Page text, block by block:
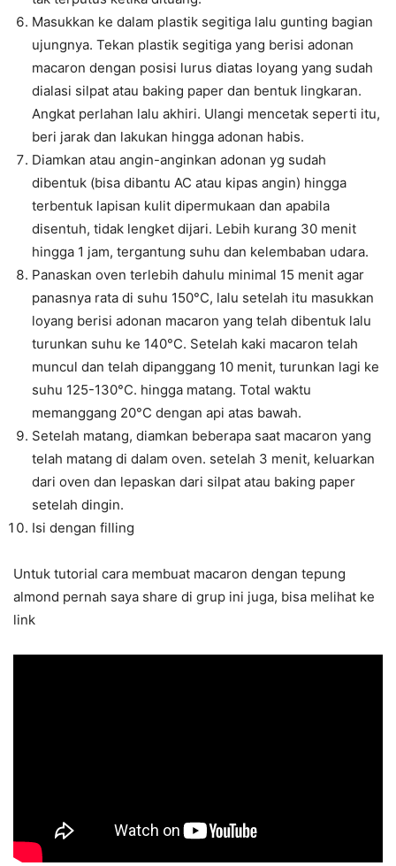
Masukkan ke dalam plastik segitiga lalu gunting bagian
ujungnya. Tekan plastik segitiga yang berisi adonan
macaron dengan posisi lurus diatas loyang yang sudah
dialasi silpat atau baking paper dan bentuk lingkaran.
Angkat perlahan lalu akhiri. Ulangi mencetak seperti itu,
beri jarak dan lakukan hingga adonan habis.
Diamkan atau angin-anginkan adonan yg sudah
dibentuk (bisa dibantu AC atau kipas angin) hingga
terbentuk lapisan kulit dipermukaan dan apabila
disentuh, tidak lengket dijari. Lebih kurang 30 menit
hingga 1 jam, tergantung suhu dan kelembaban udara.
Panaskan oven terlebih dahulu minimal 15 menit agar
panasnya rata di suhu 150°C, lalu setelah itu masukkan
loyang berisi adonan macaron yang telah dibentuk lalu
turunkan suhu ke 140°C. Setelah kaki macaron telah
muncul dan telah dipanggang 10 menit, turunkan lagi ke
suhu 125-130°C. hingga matang. Total waktu
memanggang 20°C dengan api atas bawah.
Setelah matang, diamkan beberapa saat macaron yang
telah matang di dalam oven. setelah 3 menit, keluarkan
dari oven dan lepaskan dari silpat atau baking paper
setelah dingin.
Isi dengan filling
Untuk tutorial cara membuat macaron dengan tepung
almond pernah saya share di grup ini juga, bisa melihat ke
link